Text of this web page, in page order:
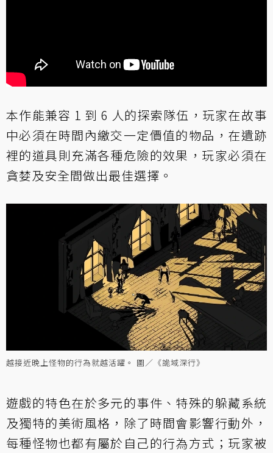
本作能兼容 1 到 6 人的探索隊伍，玩家在故事
中必須在時間內繳交一定價值的物品，在遺跡
裡的道具則充滿各種危險的效果，玩家必須在
貪婪及安全間做出最佳選擇。
越接近晚上怪物的行為就越活躍。 圖／《詭域深行》
遊戲的特色在於多元的事件、特殊的躲藏系統
及獨特的美術風格，除了時間會影響行動外，
每種怪物也都有屬於自己的行為方式；玩家被